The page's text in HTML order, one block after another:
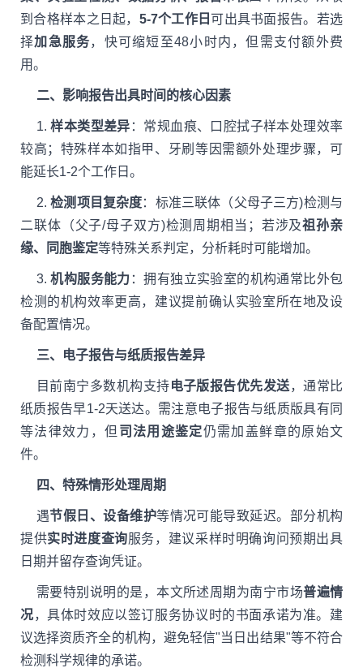
到合格样本之日起， 5-7个工作日 可出具书面报告。若选
择加急服务，快可缩短至48小时内，但需支付额外费
用。
二、影响报告出具时间的核心因素
1.样本类型差异 ：常规血痕、口腔拭子样本处理效率
较高；特殊样本如指甲、牙刷等因需额外处理步骤，可
能延长1-2个工作日。
2.检测项目复杂度：标准三联体（父母子三方)检测与
二联体（父子/母子双方)检测周期相当；若涉及祖孙亲
缘、同胞鉴定等特殊关系判定，分析耗时可能增加。
3.机构服务能力 ：拥有独立实验室的机构通常比外包
检测的机构效率更高，建议提前确认实验室所在地及设
备配置情况。
三、电子报告与纸质报告差异
目前南宁多数机构支持电子版报告优先发送，通常比
纸质报告早1-2天送达。需注意电子报告与纸质版具有同
等法律效力，但 司法用途鉴定仍需加盖鲜章的原始文
件。
四、特殊情形处理周期
遇节假日、设备维护等情况可能导致延迟。部分机构
提供实时进度查询服务，建议采样时明确询问预期出具
日期并留存查询凭证。
需要特别说明的是，本文所述周期为南宁市场普遍情
况，具体时效应以签订服务协议时的书面承诺为准。建
议选择资质齐全的机构，避免轻信"当日出结果"等不符合
检测科学规律的承诺。